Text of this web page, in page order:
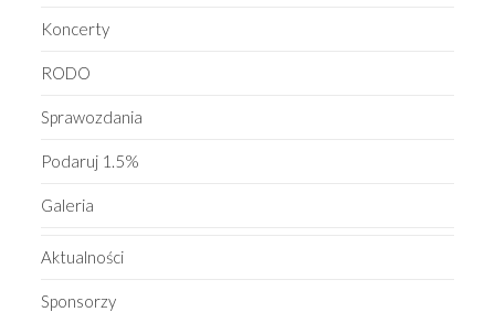
Koncerty
RODO
Sprawozdania
Podaruj 1.5%
Galeria
Aktualności
Sponsorzy